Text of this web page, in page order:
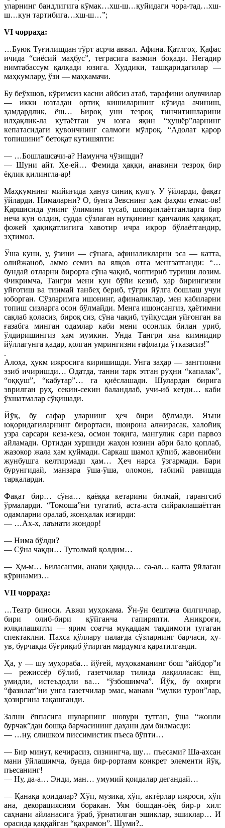
уларнинг бандлигига кўмак…хш-ш…қуйидаги чора-тад…хш-
ш…кун тартибига…хш-ш…”;
VI чорраҳа:
…Буюк Туғилишдан тўрт асрча аввал. Афина. Қатлгоҳ. Қафас
ичида “сиёсий маҳбус”, теграсига вазмин боқади. Негадир
нимтабассум қалқади юзига. Худдики, ташқаридагилар —
маҳкумлару, ўзи — маҳкамачи.
Бу беўхшов, кўримсиз касни айбсиз атаб, тарафини олувчилар
— икки юзтадан ортиқ кишиларнинг кўзида ачиниш,
ҳамдардлик, ёш… Бироқ уни тезроқ тинчитишларини
илҳақлик-ла кутаётган уч юзга яқин “ҳушёр”ларнинг
кепатасидаги қувончнинг салмоғи мўлроқ. “Адолат қарор
топишини” бетоқат кутишяпти:
— …Бошлашсачи-а? Намунча чўзишди?
— Шуни айт. Ҳе-ей… Фемида ҳаққи, анавини тезроқ бир
ёқлик қилингла-ар!
Маҳкумнинг мийиғида ҳануз синиқ кулгу. У ўйларди, фақат
ўйларди. Нималарни? О, бунга Зевснинг ҳам фаҳми етмас-ов!
Қаршисида унинг ўлимини тусаб, шовқинлаётганларга бир
неча кун олдин, судда сўзлаган нутқининг қанчалик ҳақиқат,
фожей ҳақиқатлигига хавотир ичра иқрор бўлаётгандир,
эҳтимол.
Ўша куни, у, ўзини — сўнага, афиналикларни эса — катта,
олийжаноб, аммо семиз ва ялқов отга менгзатганди: “…
бундай отларни бирорта сўна чақиб, чоптириб туриши лозим.
Фикримча, Тангри мени кун бўйи кезиб, ҳар бирингизни
уйғотиш ва тинмай танбеҳ бериб, тўғри йўлга бошлаш учун
юборган. Сўзларимга ишонинг, афиналиклар, мен кабиларни
топиш сизларга осон бўлмайди. Менга ишонсангиз, ҳаётимни
сақлаб қоласиз, бироқ сиз, сўна чақиб, туйқусдан уйғонган ва
ғазабга минган одамлар каби мени осонлик билан уриб,
ўлдиришингиз ҳам мумкин. Унда Тангри яна кимнидир
йўллагунга қадар, қолган умрингизни ғафлатда ўтказасиз!”
.
Алоҳа, ҳукм ижросига киришишди. Унга заҳар — зангпояни
эзиб ичиришди… Одатда, танни тарк этган руҳни “капалак”,
“оққуш”, “кабутар”… га қиёслашади. Шулардан бирига
эврилган руҳ, секин-секин баландлаб, учи-иб кетди… каби
ўхшатмалар сўқишади.
Йўқ, бу сафар уларнинг ҳеч бири бўлмади. Яъни
юқоридагиларнинг бирортаси, шоирона алжирасак, халойиқ
узра сарсари кеза-кеза, осмон тоқига, мангулик сари парвоз
айламади. Ортидан хуршиди жаҳон юзини абри бало қоплаб,
жазокор жала ҳам қуймади. Саркаш шамол қўпиб, жавонибни
жунбушга келтирмади ҳам… Ҳеч нарса ўзгармади. Бари
бурунгидай, манзара ўша-ўша, оломон, табиий равишда
тарқаларди.
Фақат бир… сўна… қаёққа кетарини билмай, гарангсиб
ўрмаларди. “Томоша”ни тугатиб, аста-аста сийраклашаётган
одамларни оралаб, жонҳалак изғирди:
— …Ах-х, лаънати жондор!
— Нима бўлди?
— Сўна чақди… Тутолмай қолдим…
— Ҳм-м… Биласанми, анави ҳақида… са-ал… калта ўйлаган
кўринамиз…
VII чорраҳа:
…Театр биноси. Авжи муҳокама. Ўн-ўн бештача билгичлар,
бири олиб-бири қўйганча гапиряпти. Аниқроғи,
юлқилашяпти — ярим соатча муқаддам тақдимоти тугаган
спектаклни. Пахса қўллару палағда сўзларнинг барчаси, ҳу-
ув, бурчакда бўғриқиб ўтирган мардумга қаратилганди.
Ҳа, у — шу муҳораба… йўғей, муҳокаманинг бош “айбдор”и
— режиссёр бўлиб, газетчилар тилида лақилласак: ёш,
умидли, истеъдодли ва… “ўзбошимча”. Йўқ, бу охирги
“фазилат”ни унга газетчилар эмас, манави “мулки турон”лар,
ҳозиргина тақашганди.
Зални ёппасига шуларнинг шовури тутган, ўша “жонли
бурчак”дан бошқа барчасининг даҳани дам билмасди:
— …ну, слишком писсимистик пъеса бўпти…
— Бир минут, кечирасиз, сизнингча, шу… пъесами? Ша-ахсан
мани ўйлашимча, бунда бир-рортаям конкрет элементи йўқ,
пъесанинг!
— Ну, да-а… Энди, ман… умумий қоидалар дегандай…
— Қанақа қоидалар? Хўп, музика, хўп, актёрлар ижроси, хўп
ана, декорациясиям боракан. Уям бошдан-оёқ бир-р хил:
саҳнани айланасига ўраб, ўрнатилган эшиклар, эшиклар… И
орасида қаққайган “қаҳрамон”. Шуми?..